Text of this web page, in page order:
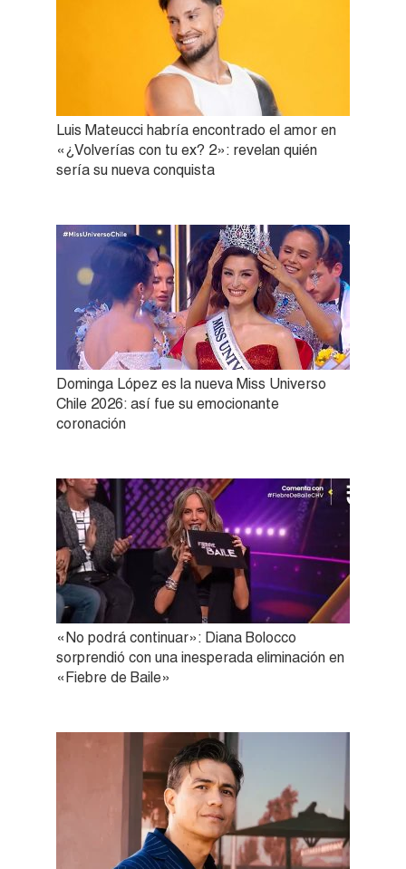
Luis Mateucci habría encontrado el amor en
«¿Volverías con tu ex? 2»: revelan quién
sería su nueva conquista
Dominga López es la nueva Miss Universo
Chile 2026: así fue su emocionante
coronación
«No podrá continuar»: Diana Bolocco
sorprendió con una inesperada eliminación en
«Fiebre de Baile»